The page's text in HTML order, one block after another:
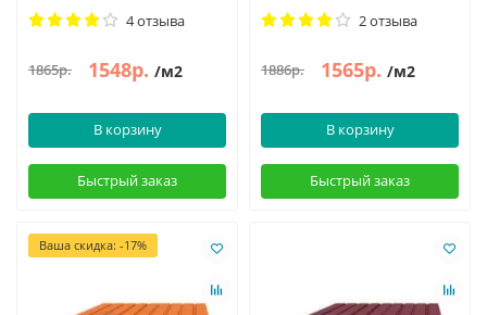
4 отзыва
1865р. 1548р. /м2
В корзину
Быстрый заказ
2 отзыва
1886р. 1565р. /м2
В корзину
Быстрый заказ
Ваша скидка: -17%